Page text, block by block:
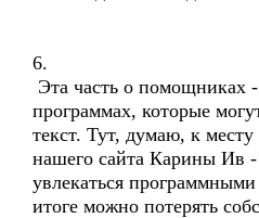
6.
Эта часть о помощниках
программах, которые
текст. Тут, думаю, к
нашего сайта Карины Ив -
увлекаться
итоге можно потерять